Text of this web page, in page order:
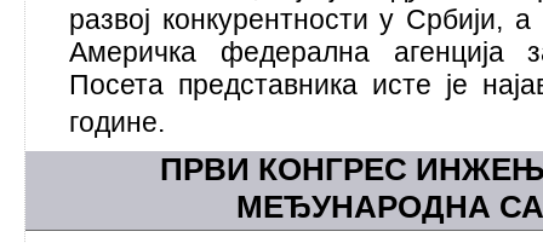
развој конкурентности у Србији,
Америчка федерална агенција
Посета представника исте је
године.
ПРВИ КОНГРЕС
МЕЂУНАРОДНА